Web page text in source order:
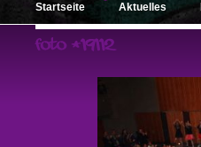
Startseite Aktuelles